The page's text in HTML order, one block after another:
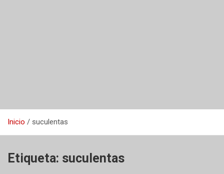
Inicio suculentas
Etiqueta: suculentas